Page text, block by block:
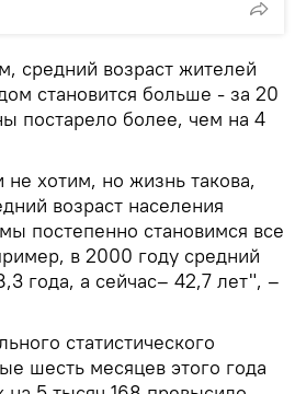
средний возраст жителей
становится больше - за 20
постарело более, чем на 4
хотим, но жизнь такова,
возраст населения
постепенно становимся все
в 2000 году средний
года, а сейчас– 42,7 лет", –
статистического
шесть месяцев этого года